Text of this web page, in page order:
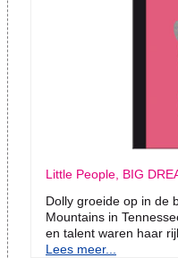
Little People, BIG
Dolly groeide op in de
Mountains in
en talent waren haar
Lees meer...